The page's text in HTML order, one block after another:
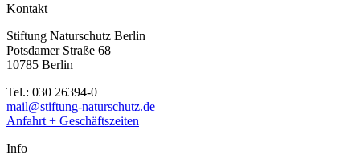
Kontakt
Stiftung Naturschutz Berlin
Potsdamer Straße 68
10785 Berlin
Tel.: 030 26394-0
mail@stiftung-naturschutz.de
Anfahrt + Geschäftszeiten
Info